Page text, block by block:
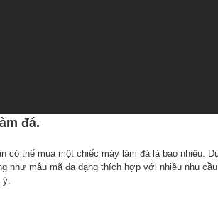
đá.
có thể mua một chiếc máy làm đá là bao nhiêu.
như mẫu mã đa dạng thích hợp với nhiều nhu
ý.